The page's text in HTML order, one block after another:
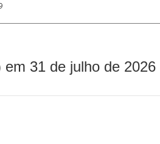
31 de julho de 2026